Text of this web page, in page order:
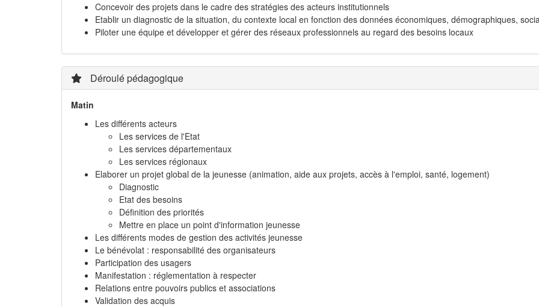
Concevoir des projets dans le cadre des stratégies des acteurs institutionnels
Etablir un diagnostic de la situation, du contexte local en fonction des données économiques, démographiques,
Piloter une équipe et développer et gérer des réseaux professionnels au regard des besoins locaux
Déroulé pédagogique
Matin
Les différents acteurs
Les services de l'Etat
Les services départementaux
Les services régionaux
Elaborer un projet global de la jeunesse (animation, aide aux projets, accès à l'emploi, santé, logement)
Diagnostic
Etat des besoins
Définition des priorités
Mettre en place un point d'information jeunesse
Les différents modes de gestion des activités jeunesse
Le bénévolat : responsabilité des organisateurs
Participation des usagers
Manifestation : réglementation à respecter
Relations entre pouvoirs publics et associations
Validation des acquis